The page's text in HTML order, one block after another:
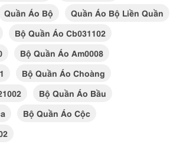
Quần Áo Bộ
Quần Áo Bộ Liền Quần
Bộ Quần Áo Cb031102
Bộ Quần Áo Am0008
Bộ Quần Áo Choàng
Bộ Quần Áo Bầu
Bộ Quần Áo Cộc